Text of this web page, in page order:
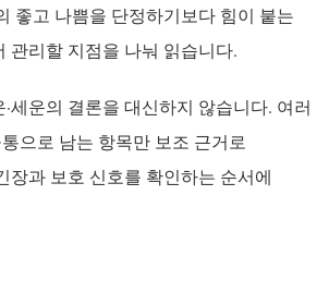
좋고 나쁨을 단정하기보다 힘이 붙는
관리할 지점을 나눠 읽습니다.
세운의 결론을 대신하지 않습니다. 여러
으로 남는 항목만 보조 근거로
장과 보호 신호를 확인하는 순서에